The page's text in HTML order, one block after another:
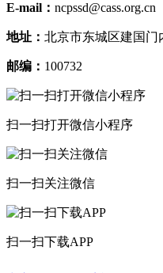
E-mail： ncpssd@cass.org.cn
地址： 北京市东城区建国门
邮编： 100732
扫一扫打开微信小程序
扫一扫关注微信
扫一扫下载APP